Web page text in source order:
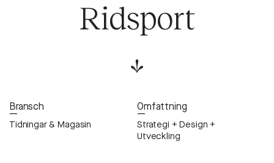
Ridsport
Bransch
—
Tidningar & Magasin
Omfattning
—
Strategi + Design +
Utveckling